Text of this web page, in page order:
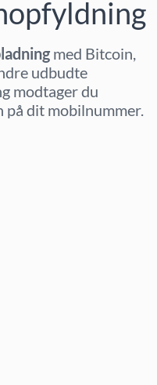
med Bitcoin,
udbudte
modtager du
på dit mobilnummer.